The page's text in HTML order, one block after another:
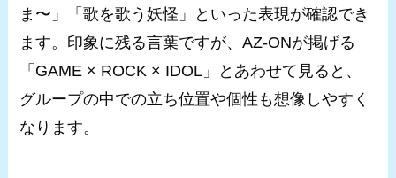
ま〜」「歌を歌う妖怪」といった表現が確認でき
ます。印象に残る言葉ですが、AZ-ONが掲げる
「GAME × ROCK × IDOL」とあわせて見ると、
グループの中での立ち位置や個性も想像しやすく
なります。